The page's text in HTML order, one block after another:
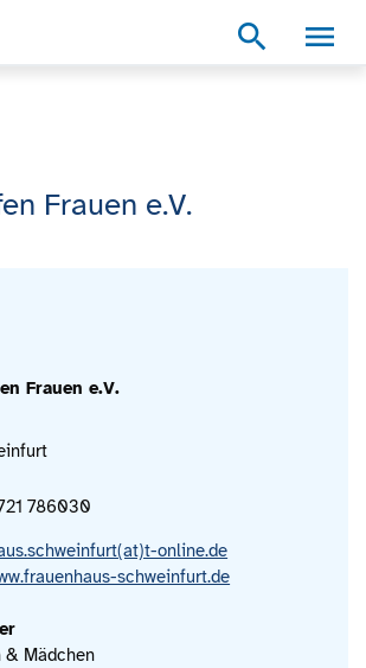
search
Frauen e.V.
Frauen e.V.
786030
online.de
schweinfurt.de
& Mädchen